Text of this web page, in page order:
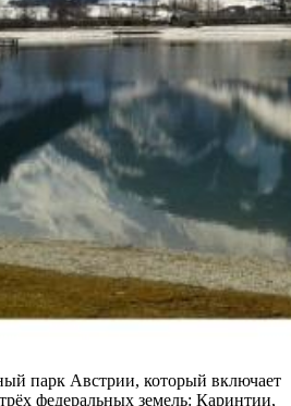
парк Австрии, который включает
федеральных земель: Каринтии,